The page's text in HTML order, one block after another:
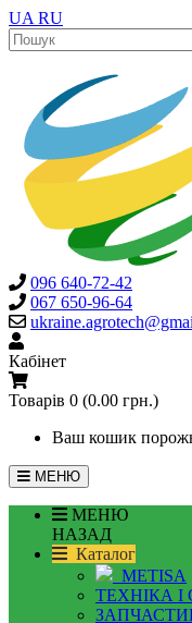
UA RU
096 640-72-42
067 650-96-64
Кабінет
Товарів 0 (0.00 грн.)
Ваш кошик
МЕНЮ
МЕНЮ
НАЗАД
Каталог
METISA
ТЕХНІКА